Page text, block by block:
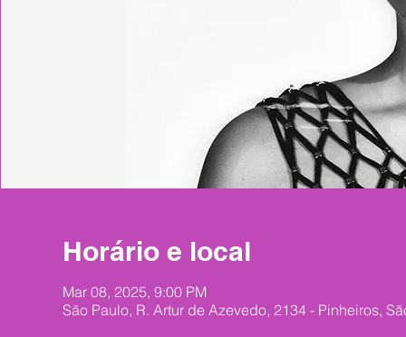
Horário e local
Mar 08, 2025, 9:00 PM
São Paulo, R. Artur de Azevedo, 2134 - Pinheiros,